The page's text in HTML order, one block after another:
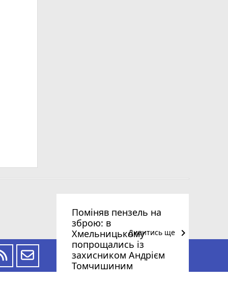
Поміняв пензель на
зброю: в
Хмельницькому
попрощались із
захисником Андрієм
Томчишиним
Дивитись ще keyboard_arrow_right